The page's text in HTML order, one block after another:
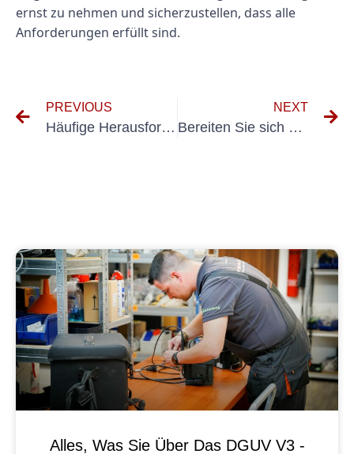
ernst zu nehmen und sicherzustellen, dass alle
Anforderungen erfüllt sind.
PREVIOUS
Häufige Herausforderungen bei der Einhaltung der Richtlinien DIN VDE 100 Teil 600
NEXT
Bereiten Sie sich also erfolgreich auf die Gabelstaplerprüfung vor
Alles, Was Sie Über Das DGUV V3 -